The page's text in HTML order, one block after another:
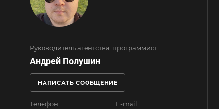
Руководитель агентства, программист
Андрей Полушин
НАПИСАТЬ СООБЩЕНИЕ
Телефон E-mail